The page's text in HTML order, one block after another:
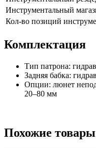
Инструментальный
Кол-во позиций
Комплектация
Тип патрона:
Задняя бабка:
Опции: люнет
20–80 мм
Похожие